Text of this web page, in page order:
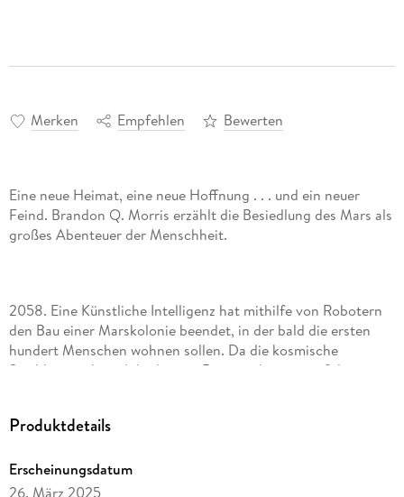
Merken Empfehlen Bewerten
Eine neue Heimat, eine neue Hoffnung . . . und ein neuer
Feind. Brandon Q. Morris erzählt die Besiedlung des Mars als
großes Abenteuer der Menschheit.
2058. Eine Künstliche Intelligenz hat mithilfe von Robotern
den Bau einer Marskolonie beendet, in der bald die ersten
hundert Menschen wohnen sollen. Da die kosmische
Strahlung während der langen Reise und später auf dem
für Astronauten und Astronautinnen im fortgeschrittenen
zwischen ihrem fünfzigsten und fünfundsiebzigsten
Lebensjahr, auf eine Reise ohne Wiederkehr zu einer neuen
Produktdetails
Erscheinungsdatum
26. März 2025